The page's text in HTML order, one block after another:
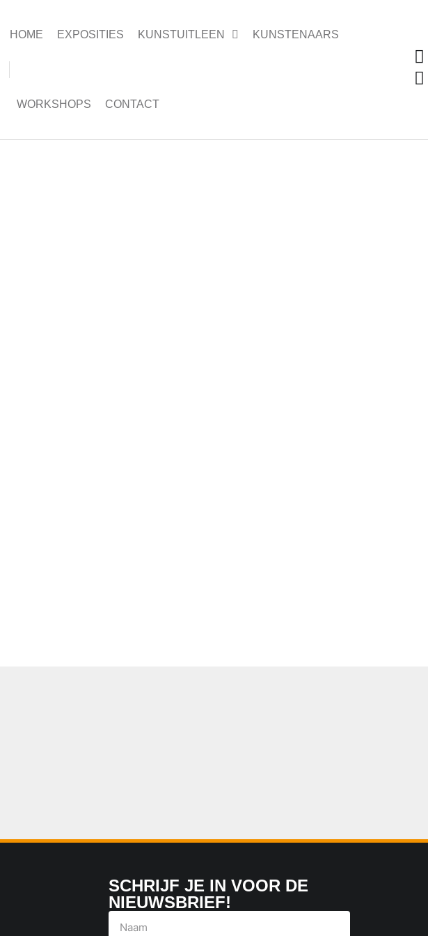
HOME
EXPOSITIES KUNSTUITLEEN KUNSTENAARS
WORKSHOPS CONTACT
SCHRIJF JE IN VOOR DE
NIEUWSBRIEF!